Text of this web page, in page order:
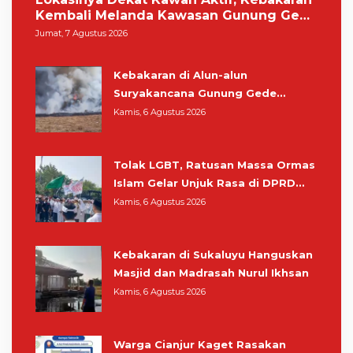
Kembali Melanda Kawasan Gunung Gede
Pangrango
Jumat, 7 Agustus 2026
Kebakaran di Alun-alun
Suryakancana Gunung Gede
Pangrango, Relawan dan Warga
Kamis, 6 Agustus 2026
Tolak LGBT, Ratusan Massa Ormas
Islam Gelar Unjuk Rasa di DPRD
Cianjur
Kamis, 6 Agustus 2026
Kebakaran di Sukaluyu Hanguskan
Masjid dan Madrasah Nurul Ikhsan
Kamis, 6 Agustus 2026
Warga Cianjur Kaget Rasakan